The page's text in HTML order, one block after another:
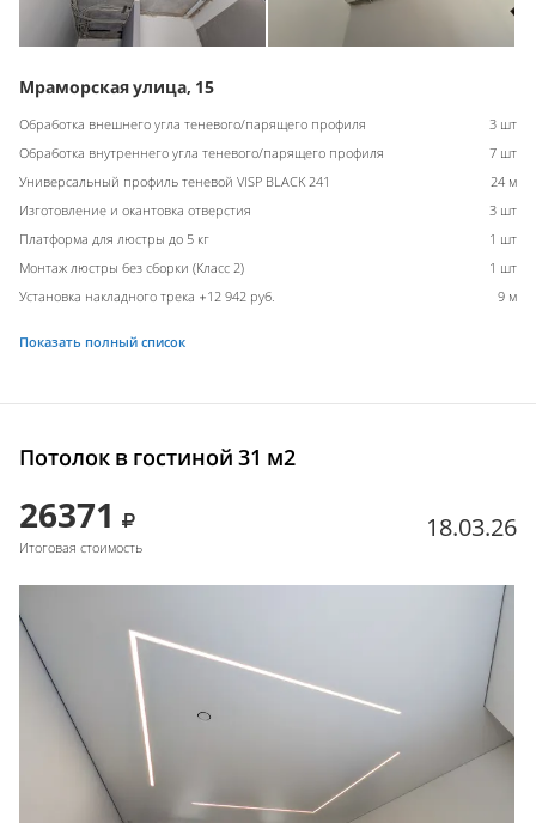
Мраморская улица, 15
Обработка внешнего угла теневого/парящего профиля
3 шт
Обработка внутреннего угла теневого/парящего профиля
7 шт
Универсальный профиль теневой VISP BLACK 241
24 м
Изготовление и окантовка отверстия
3 шт
Платформа для люстры до 5 кг
1 шт
Монтаж люстры без сборки (Класс 2)
1 шт
Установка накладного трека +12 942 руб.
9 м
Показать полный список
Потолок в гостиной 31 м2
26371
Итоговая стоимость
18.03.26